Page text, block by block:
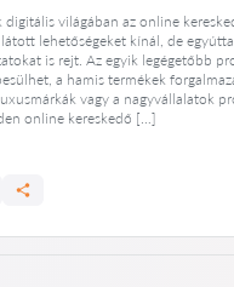
világában az online
lehetőségeket kínál, de
is rejt. Az egyik legégetőbb
a hamis termékek
vagy a nagyvállalatok
online kereskedő […]